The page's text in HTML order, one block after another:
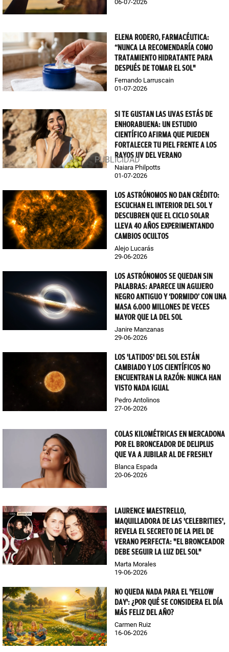
06-07-2026
ELENA RODERO, FARMACÉUTICA:
“NUNCA LA RECOMENDARÍA COMO
TRATAMIENTO HIDRATANTE PARA
DESPUÉS DE TOMAR EL SOL"
Fernando Larruscain
01-07-2026
SI TE GUSTAN LAS UVAS ESTÁS DE
ENHORABUENA: UN ESTUDIO
CIENTÍFICO AFIRMA QUE PUEDEN
FORTALECER TU PIEL FRENTE A LOS
RAYOS UV DEL VERANO
Naiara Philpotts
01-07-2026
LOS ASTRÓNOMOS NO DAN CRÉDITO:
ESCUCHAN EL INTERIOR DEL SOL Y
DESCUBREN QUE EL CICLO SOLAR
LLEVA 40 AÑOS EXPERIMENTANDO
CAMBIOS OCULTOS
Alejo Lucarás
29-06-2026
LOS ASTRÓNOMOS SE QUEDAN SIN
PALABRAS: APARECE UN AGUJERO
NEGRO ANTIGUO Y ‘DORMIDO’ CON UNA
MASA 6.000 MILLONES DE VECES
MAYOR QUE LA DEL SOL
Janire Manzanas
29-06-2026
LOS 'LATIDOS' DEL SOL ESTÁN
CAMBIADO Y LOS CIENTÍFICOS NO
ENCUENTRAN LA RAZÓN: NUNCA HAN
VISTO NADA IGUAL
Pedro Antolinos
27-06-2026
COLAS KILOMÉTRICAS EN MERCADONA
POR EL BRONCEADOR DE DELIPLUS
QUE VA A JUBILAR AL DE FRESHLY
Blanca Espada
20-06-2026
LAURENCE MAESTRELLO,
MAQUILLADORA DE LAS 'CELEBRITIES',
REVELA EL SECRETO DE LA PIEL DE
VERANO PERFECTA: "EL BRONCEADOR
DEBE SEGUIR LA LUZ DEL SOL"
Marta Morales
19-06-2026
NO QUEDA NADA PARA EL 'YELLOW
DAY': ¿POR QUÉ SE CONSIDERA EL DÍA
MÁS FELIZ DEL AÑO?
Carmen Ruiz
16-06-2026